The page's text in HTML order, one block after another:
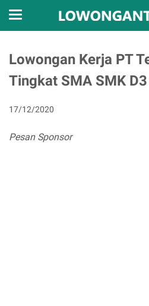
Lowongan Kerja PT
Tingkat SMA SMK D3
17/12/2020
Pesan Sponsor